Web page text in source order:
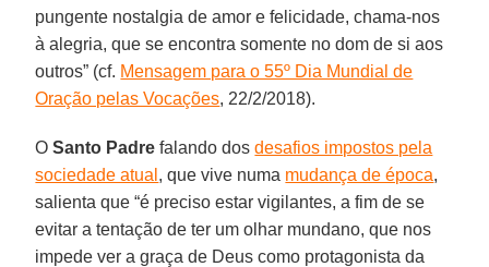
pungente nostalgia de amor e felicidade, chama-nos
à alegria, que se encontra somente no dom de si aos
outros” (cf. Mensagem para o 55º Dia Mundial de
Oração pelas Vocações, 22/2/2018).
O Santo Padre falando dosdesafios impostos pela
sociedade atual , que vive numa mudança de época,
salienta que “é preciso estar vigilantes, a fim de se
evitar a tentação de ter um olhar mundano, que nos
impede ver a graça de Deus como protagonista da